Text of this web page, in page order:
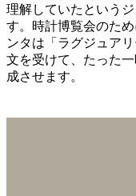
理解していたという
す。時計博覧会のた
ンタは「ラグジュア
文を受けて、たった
成させます。